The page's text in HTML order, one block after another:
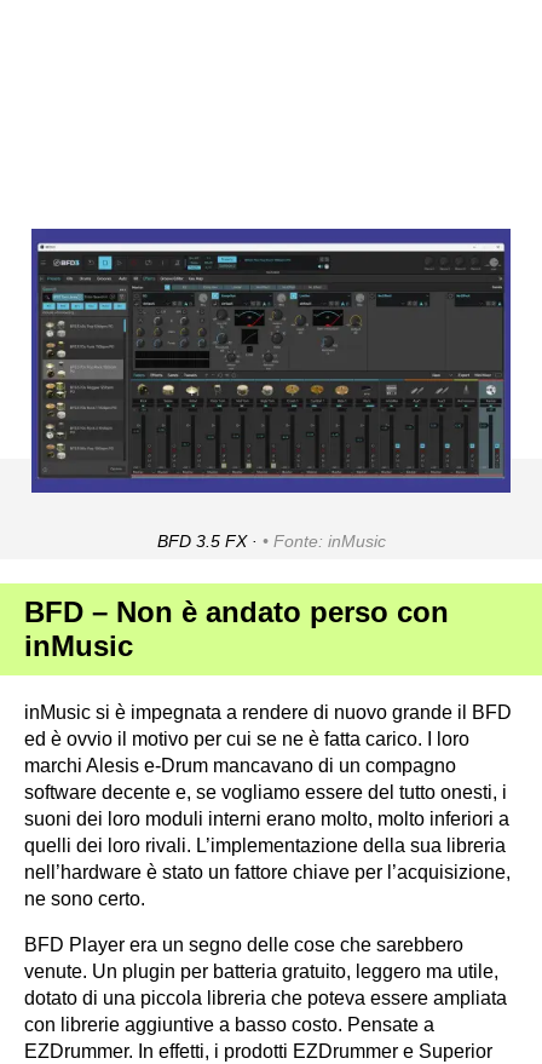
BFD 3.5 FX · Fonte: inMusic
BFD – Non è andato perso con
inMusic
inMusic si è impegnata a rendere di nuovo grande il BFD
ed è ovvio il motivo per cui se ne è fatta carico. I loro
marchi Alesis e-Drum mancavano di un compagno
software decente e, se vogliamo essere del tutto onesti, i
suoni dei loro moduli interni erano molto, molto inferiori a
quelli dei loro rivali. L’implementazione della sua libreria
nell’hardware è stato un fattore chiave per l’acquisizione,
ne sono certo.
BFD Player era un segno delle cose che sarebbero
venute. Un plugin per batteria gratuito, leggero ma utile,
dotato di una piccola libreria che poteva essere ampliata
con librerie aggiuntive a basso costo. Pensate a
EZDrummer. In effetti, i prodotti EZDrummer e Superior